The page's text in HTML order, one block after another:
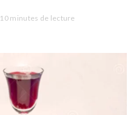
10 minutes de lecture